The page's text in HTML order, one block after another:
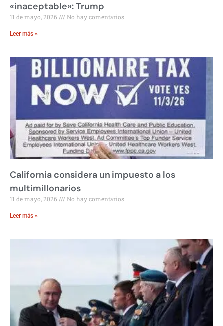
«inaceptable»: Trump
11 de mayo, 2026 No hay comentarios
Leer más »
California considera un impuesto a los
multimillonarios
11 de mayo, 2026 No hay comentarios
Leer más »